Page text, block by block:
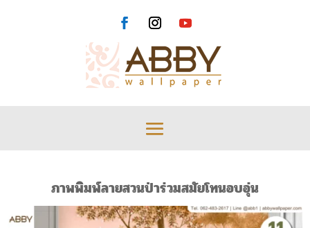
ภาพพิมพ์ลายสวนป่าร่วมสมัยโทนอบอุ่น